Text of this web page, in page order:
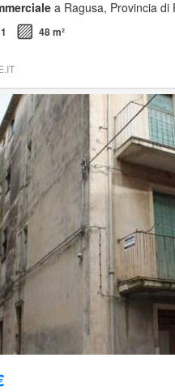
a Ragusa, Provincia di
1
48 m²